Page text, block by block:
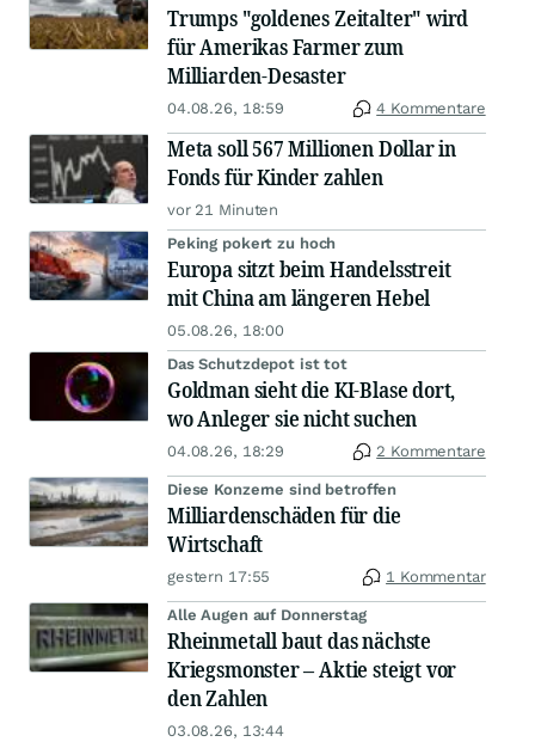
Trumps "goldenes Zeitalter" wird
für Amerikas Farmer zum
Milliarden-Desaster
04.08.26, 18:59 4 Kommentare
Meta soll 567 Millionen Dollar in
Fonds für Kinder zahlen
vor 21 Minuten
Peking pokert zu hoch
Europa sitzt beim Handelsstreit
mit China am längeren Hebel
05.08.26, 18:00
Das Schutzdepot ist tot
Goldman sieht die KI-Blase dort,
wo Anleger sie nicht suchen
04.08.26, 18:29 2 Kommentare
Diese Konzerne sind betroffen
Milliardenschäden für die
Wirtschaft
gestern 17:55 1 Kommentar
Alle Augen auf Donnerstag
Rheinmetall baut das nächste
Kriegsmonster – Aktie steigt vor
den Zahlen
03.08.26, 13:44